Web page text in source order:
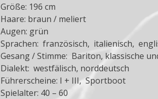
Größe: 196 cm
Haare: braun / meliert
Augen: grün
Sprachen: französisch, italienisch,
Gesang / Stimme: Bariton, klassische
Dialekt: westfälisch, norddeutsch
Führerscheine: I + III, Sportboot
Spielalter: 40 – 60